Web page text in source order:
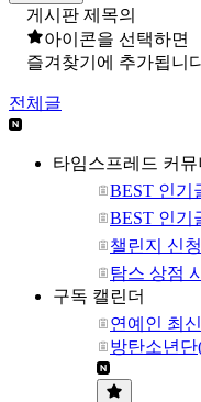
게시판 제목의
아이콘을 선택하면
즐겨찾기에 추가됩니
전체글
타임스프레드 커뮤
BEST 인기
BEST 인기
챌린지 신청
탐스 상점
구독 캘린더
연예인 최
방탄소년단